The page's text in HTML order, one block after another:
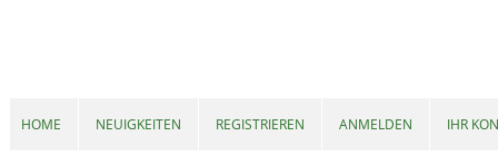
HOME NEUIGKEITEN REGISTRIEREN ANMELDEN IHR